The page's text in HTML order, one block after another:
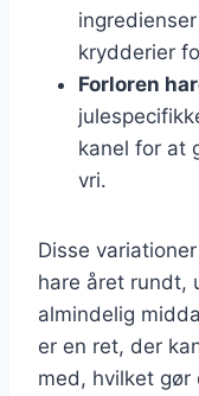
krydderier
Forloren
kanel for at
vri.
Disse
hare året rundt,
almindelig
er en ret, der
med, hvilket